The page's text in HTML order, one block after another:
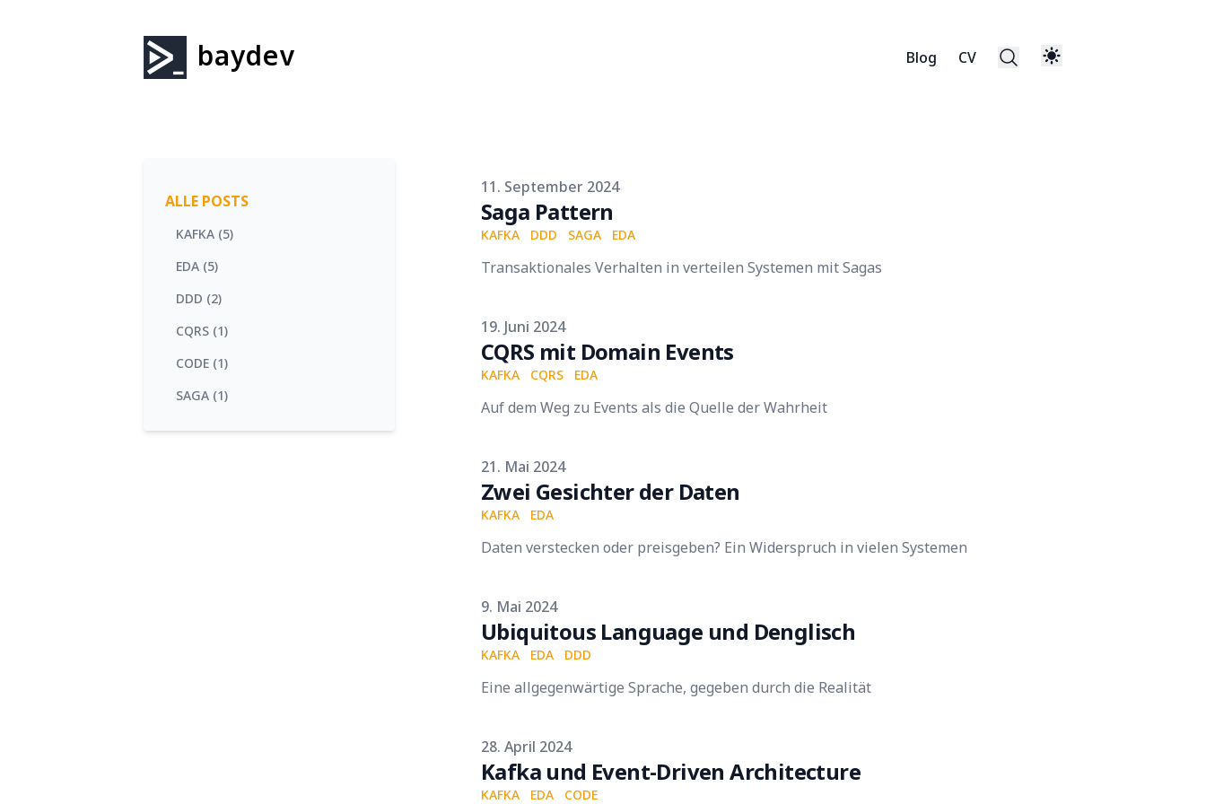
baydev Blog CV
ALLE POSTS
KAFKA (5)
EDA (5)
DDD (2)
CQRS (1)
CODE (1)
SAGA (1)
Published on
11. September 2024
Saga Pattern
KAFKA DDD SAGA EDA
Transaktionales Verhalten in verteilen Systemen mit Sagas
Published on
19. Juni 2024
CQRS mit Domain Events
KAFKA CQRS EDA
Auf dem Weg zu Events als die Quelle der Wahrheit
Published on
21. Mai 2024
Zwei Gesichter der Daten
KAFKA EDA
Daten verstecken oder preisgeben? Ein Widerspruch in vielen Systemen
Published on
9. Mai 2024
Ubiquitous Language und Denglisch
KAFKA EDA DDD
Eine allgegenwärtige Sprache, gegeben durch die Realität
Published on
28. April 2024
Kafka und Event-Driven Architecture
KAFKA EDA CODE